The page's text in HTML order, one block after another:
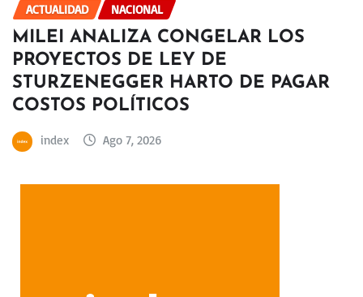
ACTUALIDAD NACIONAL
MILEI ANALIZA CONGELAR LOS
PROYECTOS DE LEY DE
STURZENEGGER HARTO DE PAGAR
COSTOS POLÍTICOS
index Ago 7, 2026